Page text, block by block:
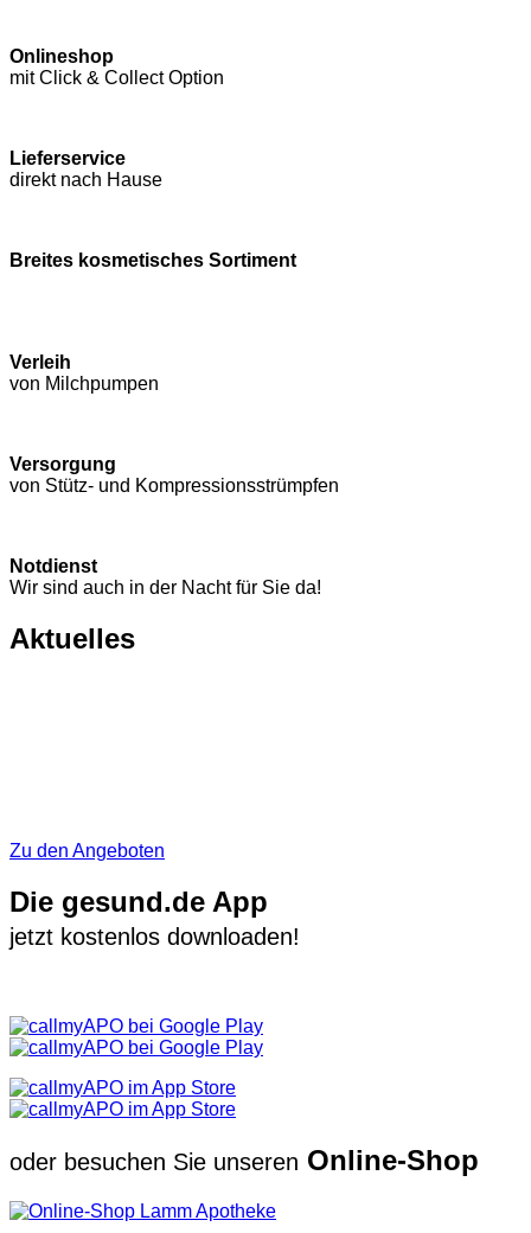
Onlineshop
mit Click & Collect Option
Lieferservice
direkt nach Hause
Breites kosmetisches Sortiment
Verleih
von Milchpumpen
Versorgung
von Stütz- und Kompressions­strümpfen
Notdienst
Wir sind auch in der Nacht für Sie da!
Aktuelles
Zu den Angeboten
Die gesund.de App
jetzt kostenlos downloaden!
oder besuchen Sie unseren Online-Shop